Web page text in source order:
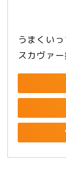
うまくい
スカヴァ